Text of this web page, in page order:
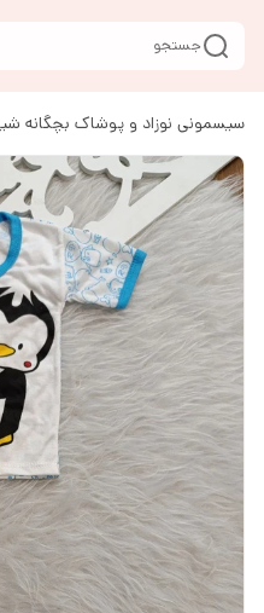
جستجو
سیسمونی نوزاد و پوشاک بچگانه